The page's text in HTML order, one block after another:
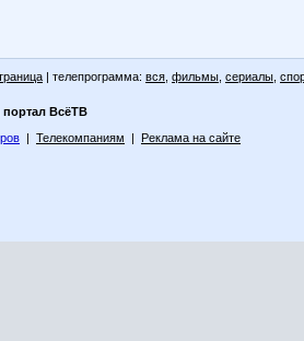
| телепрограмма: вся фильмы сериалы
портал ВсёТВ
| Телекомпаниям | Реклама на сайте